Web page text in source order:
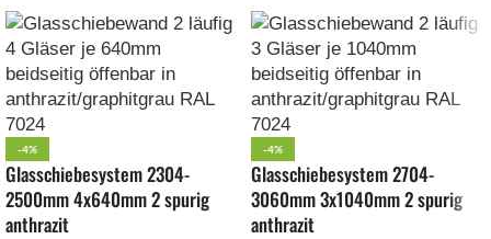
-4%
Glasschiebesystem 2304-
2500mm 4x640mm 2 spurig
anthrazit
-4%
Glasschiebesystem 2704-
3060mm 3x1040mm 2 spurig
anthrazit